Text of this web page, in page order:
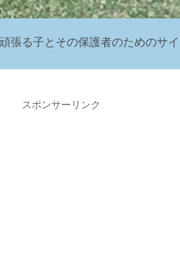
張る子とその保護者のためのサイ
スポンサーリンク